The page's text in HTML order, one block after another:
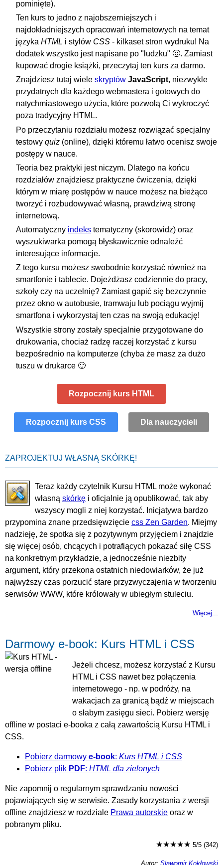
pominięte).
Ten kurs to jedno z najobszerniejszych i
najdokładniejszych opracowań internetowych na temat
języka HTML i stylów CSS - kilkaset stron wydruku! Na
dodatek wszystko jest napisane po "ludzku" 🙂. Zamiast
kupować drogie książki, przeczytaj ten kurs za darmo.
Znajdziesz tutaj wiele skryptów JavaScript, niezwykle
przydatnych dla każdego webmastera i gotowych do
natychmiastowego użycia, które pozwolą Ci wykroczyć
poza tradycyjny HTML.
Po przeczytaniu rozdziału możesz rozwiązać specjalny
testowy quiz (online), dzięki któremu łatwo ocenisz swoje
postępy w nauce.
Teoria bez praktyki jest niczym. Dlatego na końcu
rozdziałów znajdziesz praktyczne ćwiczenia, dzięki
którym w miarę postępów w nauce możesz na bieżąco
tworzyć i rozbudowywać własną, prawdziwą stronę
internetową.
Automatyczny indeks tematyczny (skorowidz) oraz
wyszukiwarka pomogą błyskawicznie odnaleźć
interesujące informacje.
Z tego kursu możesz swobodnie korzystać również na
smartfonie i tablecie. Dojeżdżasz codziennie do pracy,
szkoły czy na uczelnię? Zamiast gapić się bezczynnie
przez okno w autobusie, tramwaju lub pociągu wyjmij
smartfona i wykorzystaj ten czas na swoją edukację!
Wszystkie strony zostały specjalnie przygotowane do
drukowania, chociaż radzę raczej korzystać z kursu
bezpośrednio na komputerze (chyba że masz za dużo
tuszu w drukarce 🙂
Rozpocznij kurs HTML
Rozpocznij kurs CSS Dla nauczycieli
ZAPROJEKTUJ WŁASNĄ SKÓRKĘ!
Teraz każdy czytelnik Kursu HTML może wykonać
własną skórkę i oficjalnie ją opublikować, tak aby
wszyscy mogli z niej korzystać. Inicjatywa bardzo
przypomina znane przedsięwzięcie css Zen Garden. Miejmy
nadzieję, że spotka się z pozytywnym przyjęciem i znajdzie
się więcej osób, chcących i potrafiących pokazać siłę CSS
na konkretnym przykładzie, a jednocześnie niezbity
argument, który przekona ostatnich niedowiarków, że już
najwyższy czas porzucić stare przyzwyczajenia w tworzeniu
serwisów WWW, które królowały w ubiegłym stuleciu.
Więcej...
Darmowy e-book: Kurs HTML i CSS
Jeżeli chcesz, możesz korzystać z Kursu
HTML i CSS nawet bez połączenia
internetowego - np. w podróży, na
wakacjach za granicą bądź w miejscach
o słabym zasięgu sieci. Pobierz wersję
offline w postaci e-booka z całą zawartością Kursu HTML i
CSS.
Pobierz darmowy e-book: Kurs HTML i CSS
Pobierz plik PDF: HTML dla zielonych
Nie zapomnij o regularnym sprawdzaniu nowości
pojawiających się w serwisie. Zasady korzystania z wersji
offline znajdziesz w rozdziale Prawa autorskie oraz w
pobranym pliku.
★★★★★ 5/5 (342)
Autor: Sławomir Kokłowski